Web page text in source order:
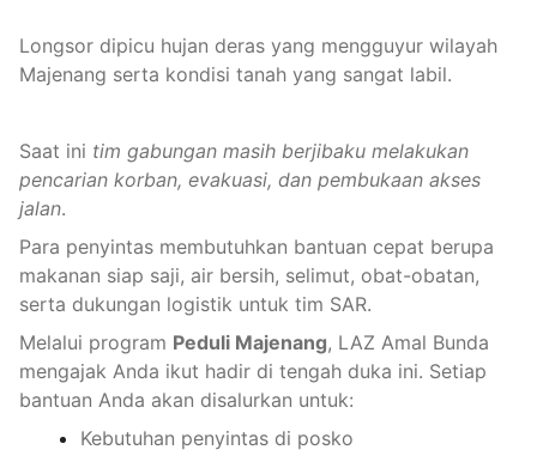
Longsor dipicu hujan deras yang mengguyur wilayah
Majenang serta kondisi tanah yang sangat labil.
Saat ini tim gabungan masih berjibaku melakukan
pencarian korban, evakuasi, dan pembukaan akses
jalan.
Para penyintas membutuhkan bantuan cepat berupa
makanan siap saji, air bersih, selimut, obat-obatan,
serta dukungan logistik untuk tim SAR.
Melalui program Peduli Majenang, LAZ Amal Bunda
mengajak Anda ikut hadir di tengah duka ini. Setiap
bantuan Anda akan disalurkan untuk:
Kebutuhan penyintas di posko